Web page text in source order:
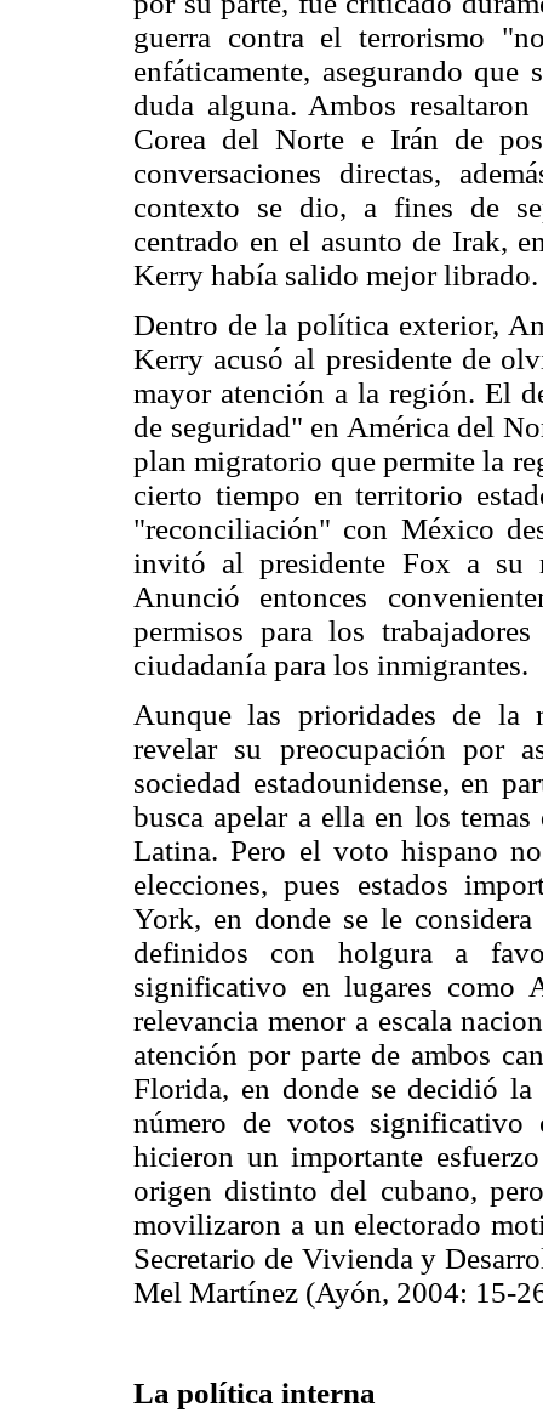
guerra contra el terrorismo
enfáticamente, asegurando
duda alguna. Ambos
Corea del Norte e Irán de
conversaciones directas,
contexto se dio, a fines de
centrado en el asunto de Irak,
Kerry había salido mejor librado.
Dentro de la política exterior,
Kerry acusó al presidente de
mayor atención a la región. El
de seguridad" en América del
plan migratorio que permite la
cierto tiempo en territorio
"reconciliación" con México
invitó al presidente Fox a su
Anunció entonces
permisos para los
ciudadanía para los inmigrantes.
Aunque las prioridades de la
revelar su preocupación por
sociedad estadounidense, en
busca apelar a ella en los
Latina. Pero el voto hispano
elecciones, pues estados
York, en donde se le considera
definidos con holgura a
significativo en lugares como
relevancia menor a escala
atención por parte de ambos
Florida, en donde se decidió
número de votos significativo
hicieron un importante
origen distinto del cubano,
movilizaron a un electorado
Secretario de Vivienda y
Mel Martínez (Ayón, 2004: 15-
La política interna